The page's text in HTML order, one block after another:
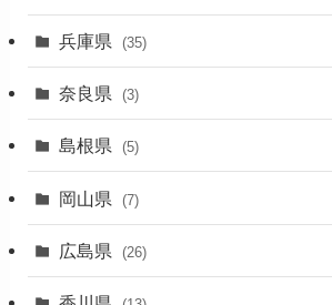
(17)
(1)
兵庫県 (35)
奈良県 (3)
島根県 (5)
岡山県 (7)
広島県 (26)